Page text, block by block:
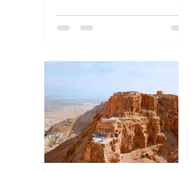
en un lugar ideal para unas
vacaciones de sol y playa. Además
de Coral y el Parque Marino de
Coral, donde pued